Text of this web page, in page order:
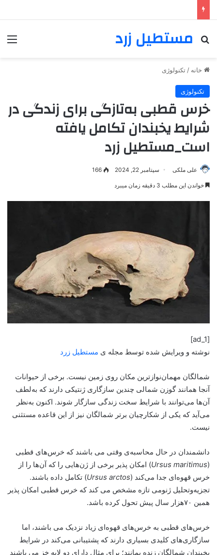
مستطیل زرد
خانه / تکنولوژی
تکنولوژی
خرس‌ قطبی به‌تازگی برای زندگی در
شرایط یخبندان تکامل یافته
است_مستطیل زرد
علی ملکی سپتامبر 22, 2024 166
خواندن این مطلب 3 دقیقه زمان میبرد
[ad_1]
نوشته و ویرایش شده توسط مجله ی مستطیل زرد
شمالگان مهمان‌نوازترین مکان روی زمین نیست. برخی از حیوانات
آنجا همانند گوزن شمالی چندین سازگاری ژنتیکی دارند که به‌لطف
آن‌ها می‌توانند با شرایط سخت زندگی سازگار شوند. اکنون به‌نظر
می‌آید که یکی از شکارچیان برتر شمالگان نیز از این قاعده مستثنی
نیست.
دانشمندان در حال محاسبه‌ی وقتی می باشند که خرس‌های قطبی
(
Ursus maritimus) امکان پذیر برخی از ژن‌هایی را که آن‌ها را از
خرس قهوه‌ای جدا می‌کند (Ursus arctos) تکامل داده باشند.
تجزیه‌و‌تحلیل ژنومی تازه مشخص می کند که خرس قطبی امکان پذیر
همین ۷۰هزار سال پیش تحول کرده باشد.
خرس‌های قطبی به خرس‌های قهوه‌ای زیاد نزدیک می باشند، اما
سازگاری‌های کلیدی بسیاری دارند که پشتیبانی می‌کند در شرایط
یخبندان شمالگان زنده بمانند؛ برای مثال دارای دو لایه خز می باشند